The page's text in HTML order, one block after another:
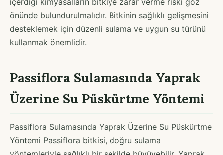
önünde bulundurulmalıdır. Bitkinin sağlıklı gelişmesini
desteklemek için düzenli sulama ve uygun su türünü
kullanmak önemlidir.
Passiflora Sulamasında Yaprak
Üzerine Su Püskürtme Yöntemi
Passiflora Sulamasında Yaprak Üzerine Su Püskürtme
Yöntemi Passiflora bitkisi, doğru sulama